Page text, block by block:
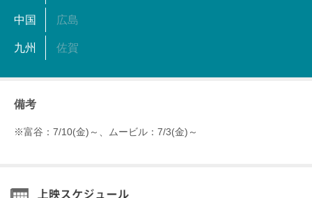
中国 広島
九州 佐賀
備考
※富谷：7/10(金)～、ムービル：7/3(金)～